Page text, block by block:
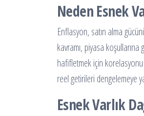
Neden Esnek
Enflasyon, satın alma
kavramı, piyasa koşullarına
hafifletmek için
reel getirileri dengelemeye
Esnek Varlık